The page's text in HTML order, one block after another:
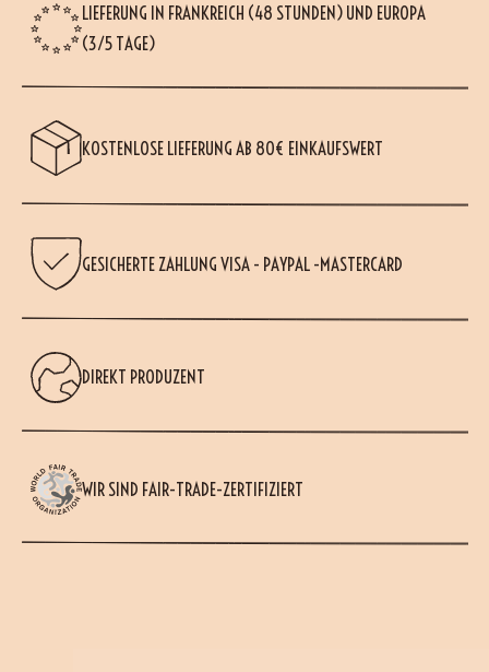
LIEFERUNG IN FRANKREICH (48 STUNDEN) UND EUROPA
(3/5 TAGE)
KOSTENLOSE LIEFERUNG AB 80€ EINKAUFSWERT
GESICHERTE ZAHLUNG VISA - PAYPAL -MASTERCARD
DIREKT PRODUZENT
WIR SIND FAIR-TRADE-ZERTIFIZIERT